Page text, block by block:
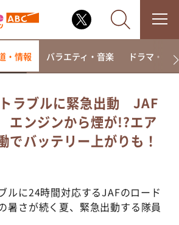
過ぎるTV
けど・・・
クープ
・情報 バラエティ・音楽 ドラマ・映画
ラブルに緊急出動 JAF
ンジンから煙が!?エア
でバッテリー上がりも！
ルに24時間対応するJAFのロード
暑さが続く夏、緊急出動する隊員